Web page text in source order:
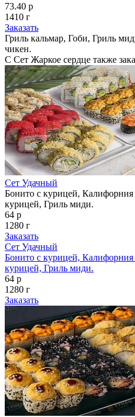
73.40 р
1410 г
Заказать
Гриль кальмар, Гоби, Гриль
чикен.
С Сет Жаркое сердце также
Сет Удачный
Бонито с курицей, Калифорния
курицей, Гриль миди.
64 р
1280 г
Заказать
Сет Удачный
Бонито с курицей, Калифорния
курицей, Гриль миди.
64 р
1280 г
Заказать